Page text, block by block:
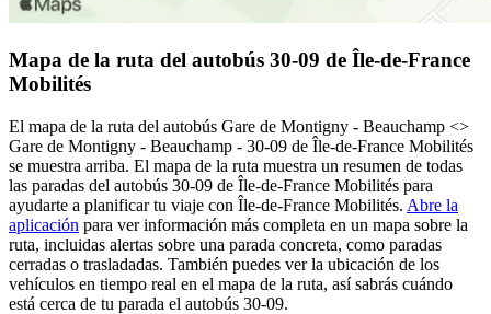
Mapa de la ruta del autobús 30-09 de Île-de-France
Mobilités
El mapa de la ruta del autobús Gare de Montigny - Beauchamp <>
︎Gare de Montigny - Beauchamp - 30-09 de Île-de-France Mobilités
se muestra arriba. El mapa de la ruta muestra un resumen de todas
las paradas del autobús 30-09 de Île-de-France Mobilités para
ayudarte a planificar tu viaje con Île-de-France Mobilités. Abre la
aplicación para ver información más completa en un mapa sobre la
ruta, incluidas alertas sobre una parada concreta, como paradas
cerradas o trasladadas. También puedes ver la ubicación de los
vehículos en tiempo real en el mapa de la ruta, así sabrás cuándo
está cerca de tu parada el autobús 30-09.